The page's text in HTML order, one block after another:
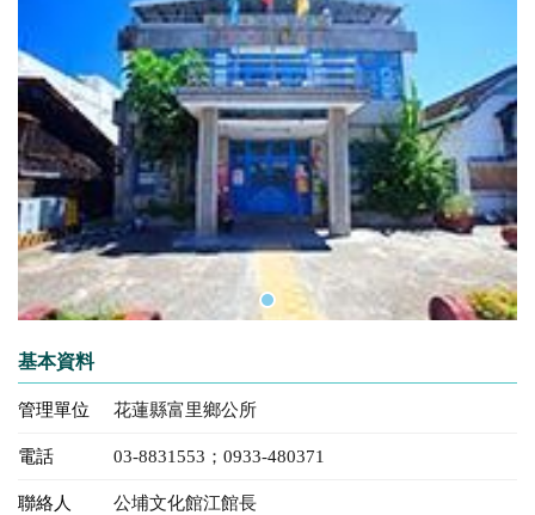
基本資料
管理單位 花蓮縣富里鄉公所
電話 03-8831553；0933-480371
聯絡人 公埔文化館江館長